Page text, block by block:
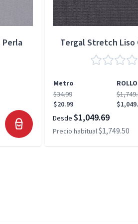
Tergal Stretch Liso
Metro
ROLLO
$34.99
$20.99
Desde $1,049.69
Precio habitual$1,749.50